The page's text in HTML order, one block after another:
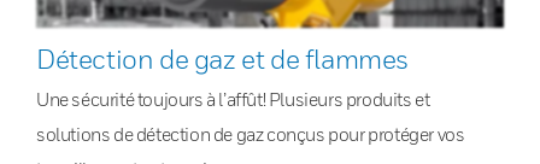
Détection de gaz et de flammes
Une sécurité toujours à l’affût! Plusieurs produits et
solutions de détection de gaz conçus pour protéger vos